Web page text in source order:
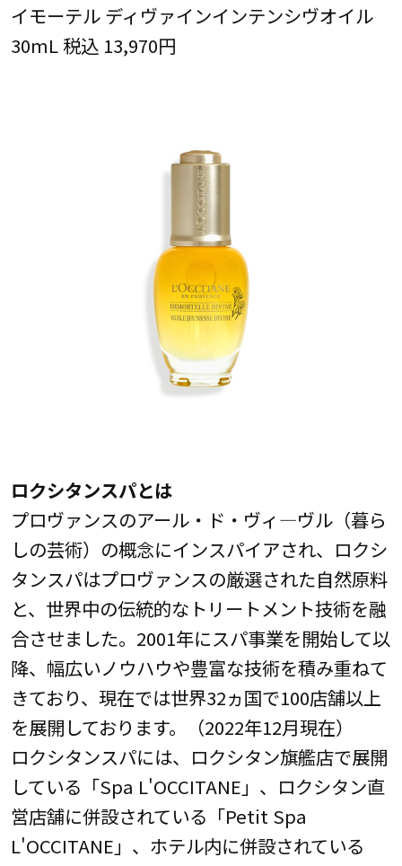
イモーテル ディヴァインインテンシヴオイル
30mL 税込 13,970円
ロクシタンスパとは
プロヴァンスのアール・ド・ヴィ―ヴル（暮ら
しの芸術）の概念にインスパイアされ、ロクシ
タンスパはプロヴァンスの厳選された自然原料
と、世界中の伝統的なトリートメント技術を融
合させました。2001年にスパ事業を開始して以
降、幅広いノウハウや豊富な技術を積み重ねて
きており、現在では世界32ヵ国で100店舗以上
を展開しております。（2022年12月現在）
ロクシタンスパには、ロクシタン旗艦店で展開
している「Spa L'OCCITANE」、ロクシタン直
営店舗に併設されている「Petit Spa
L'OCCITANE」、ホテル内に併設されている